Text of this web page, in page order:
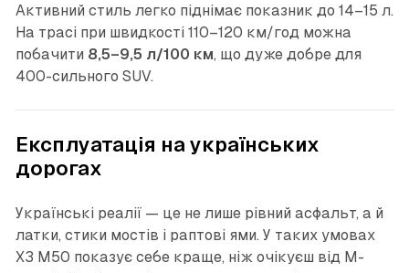
Активний стиль легко піднімає показник до 14–15 л.
На трасі при швидкості 110–120 км/год можна
побачити 8,5–9,5 л/100 км, що дуже добре для
400-сильного SUV.
Експлуатація на українських
дорогах
Українські реалії — це не лише рівний асфальт, а й
латки, стики мостів і раптові ями. У таких умовах
X3 M50 показує себе краще, ніж очікуєш від М-